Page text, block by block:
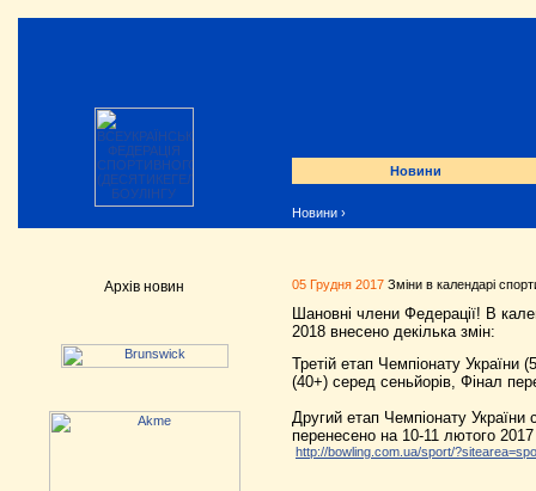
Новини
Новини ›
Архів новин 05 Грудня 2017 Зміни в календарі
Шановні члени Федерації! В
2018 внесено декілька змін:
Третій етап Чемпіонату України
(40+) серед сеньйорів, Фінал
Другий етап Чемпіонату України
перенесено на 10-11 лютого 2017
http://bowling.com.ua/sport/